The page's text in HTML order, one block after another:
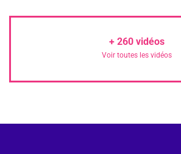
+ 260vidéos
Voir toutes les vidéos